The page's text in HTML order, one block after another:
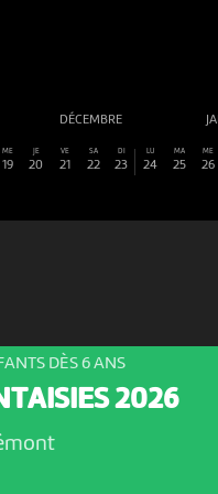
DÉCEMBRE
ME
19
JE
20
VE
21
SA
22
DI
23
LU
24
MA
25
ME
26
DÈS 6 ANS
2026